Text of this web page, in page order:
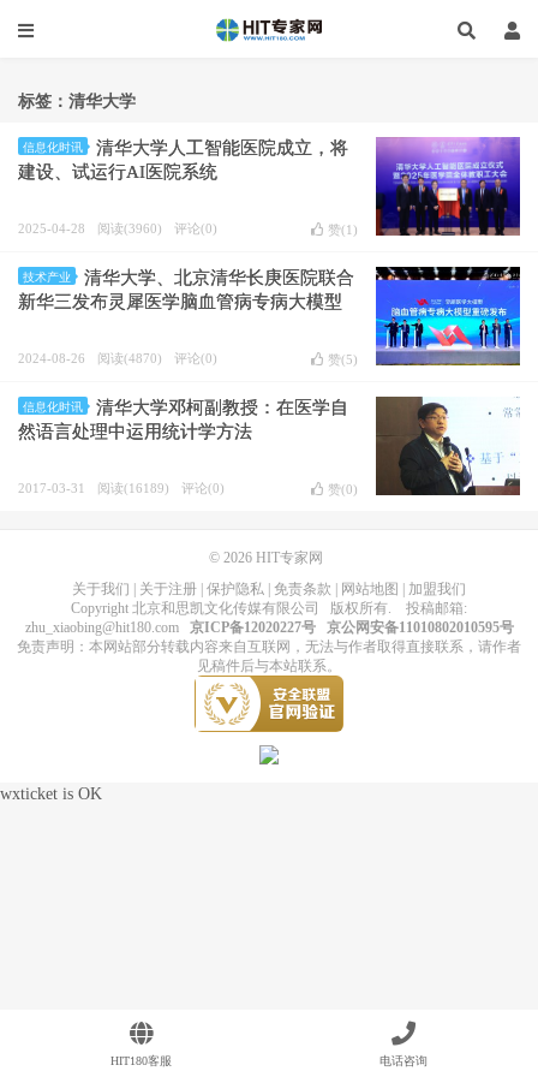
标签：清华大学
信息化时讯
清华大学人工智能医院成立，将
建设、试运行AI医院系统
2025-04-28 阅读(3960) 评论(0) 赞(1 )
技术产业
清华大学、北京清华长庚医院联合
新华三发布灵犀医学脑血管病专病大模型
2024-08-26 阅读(4870) 评论(0) 赞(5)
信息化时讯
清华大学邓柯副教授：在医学自
然语言处理中运用统计学方法
2017-03-31 阅读(16189) 评论(0) 赞(0)
© 2026 HIT专家网
关于我们
关于注册 保护隐私 免责条款 网站地图
加盟我们
Copyright 北京和思凯文化传媒有限公司 版权所有. 投稿邮箱:
zhu_xiaobing@hit180.com
京ICP备12020227号
京公网安备11010802010595号
免责声明：本网站部分转载内容来自互联网，无法与作者取得直接联系，请作者
见稿件后与本站联系。
HIT180客服 电话咨询
wxticket is OK